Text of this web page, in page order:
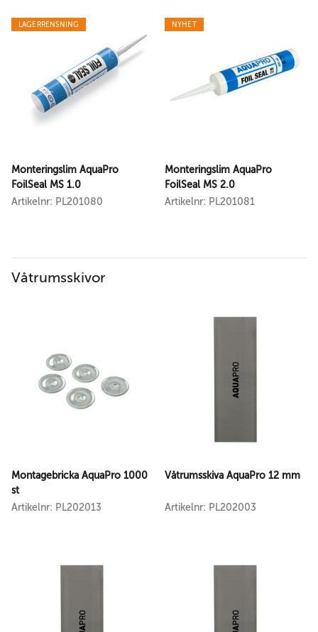
LAGERRENSNING
Monteringslim AquaPro
FoilSeal MS 1.0
Artikelnr: PL201080
NYHET
Monteringslim AquaPro
FoilSeal MS 2.0
Artikelnr: PL201081
Våtrumsskivor
Montagebricka AquaPro 1000
st
Artikelnr: PL202013
Våtrumsskiva AquaPro 12 mm
Artikelnr: PL202003